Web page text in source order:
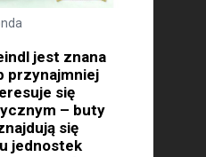
jest znana
przynajmniej
się
– buty
się
jednostek